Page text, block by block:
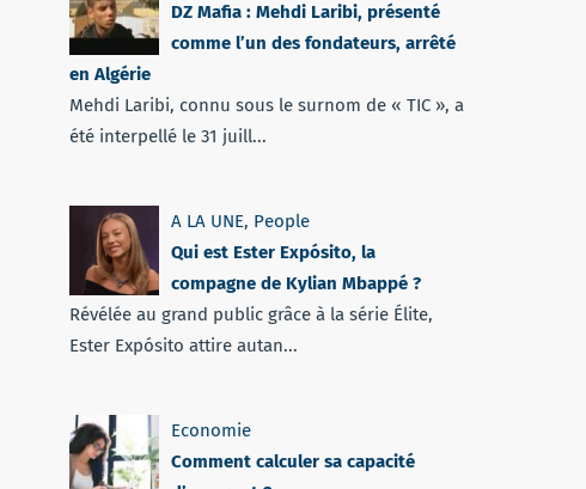
DZ Mafia : Mehdi Laribi, présenté
comme l’un des fondateurs, arrêté
en Algérie
Mehdi Laribi, connu sous le surnom de « TIC », a
été interpellé le 31 juill...
A LA UNE, People
Qui est Ester Expósito, la
compagne de Kylian Mbappé ?
Révélée au grand public grâce à la série Élite,
Ester Expósito attire autan...
Economie
Comment calculer sa capacité